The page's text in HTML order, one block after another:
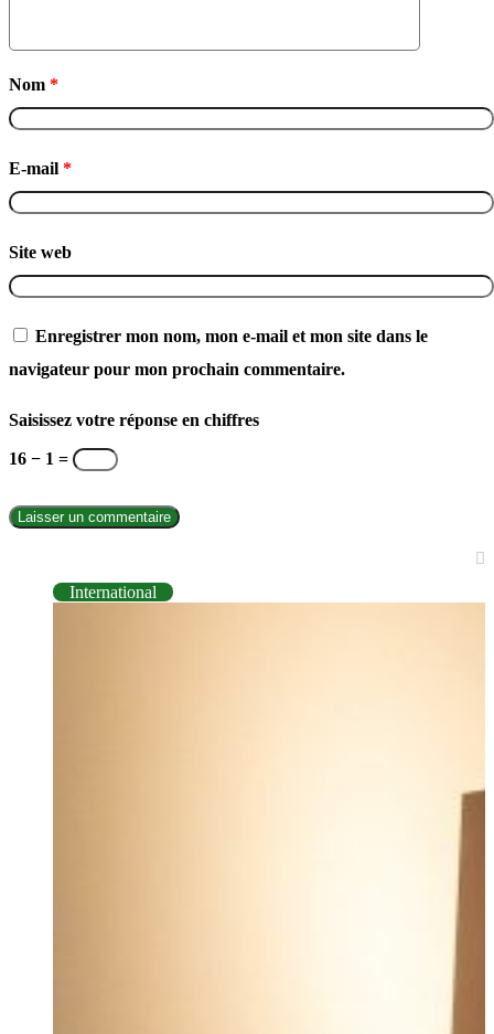
Nom *
E-mail *
Site web
Enregistrer mon nom, mon e-mail et mon site dans le
navigateur pour mon prochain commentaire.
Saisissez votre réponse en chiffres
16 − 1 =
International